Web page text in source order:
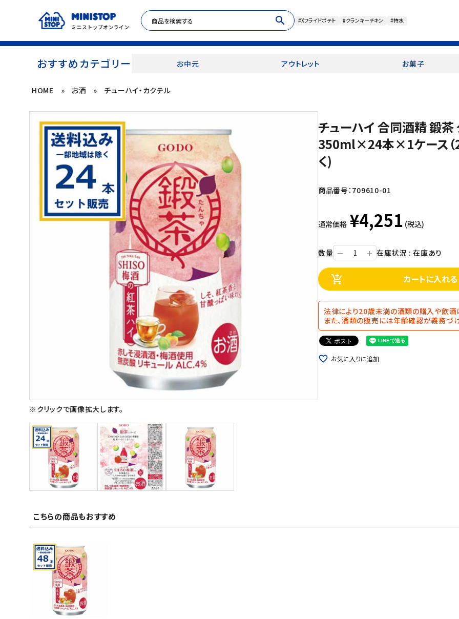
search #Xフライドポテト #クランキーチキン #特水
おすすめカテゴリー お中元 アウトレット お菓子
ACCOUNT MENU
ログイン person 新規登録
カテゴリから探す
冷凍食品
フードロス
ペット用品
SHOP GUIDE
ご利用ガイド
特定商取引法表示について
プライバシーポリシー
利用規約
HOME » お酒 » チューハイ・カクテル
※クリックで画像拡大します。
チューハイ 合同酒精 鍛茶
350ml×24本×1ケース（
く)
商品番号： 709610-01
通常価格 ¥4,251 (税込)
数量 ー + 在庫状況 : 在庫あり
add_shopping_cart カートに入れる
法律により20歳未満の酒類の購入や飲酒
また、酒類の販売には年齢確認が義務づ
favorite_border お気に入りに追加
こちらの商品もおすすめ